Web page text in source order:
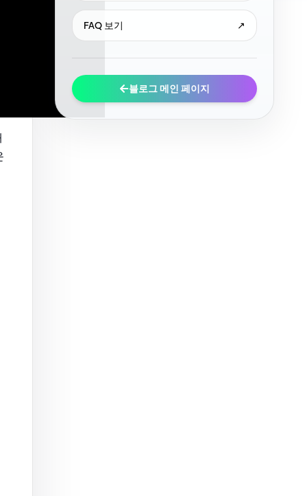
FAQ 보기 ↗
블로그 메인 페이지